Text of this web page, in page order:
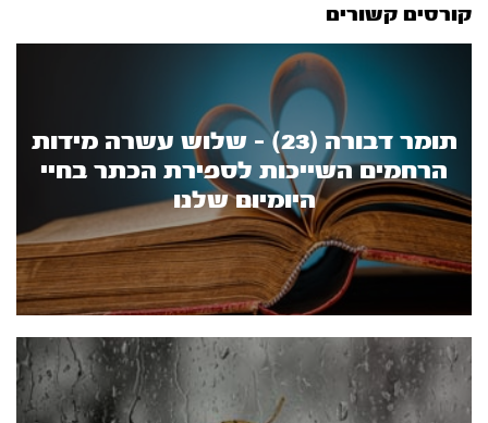
קורסים קשורים
תומר דבורה (23) - שלוש עשרה מידות
הרחמים השייכות לספירת הכתר בחיי
היומיום שלנו